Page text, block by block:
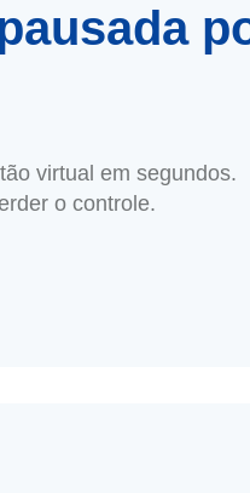
virtual em
o controle.